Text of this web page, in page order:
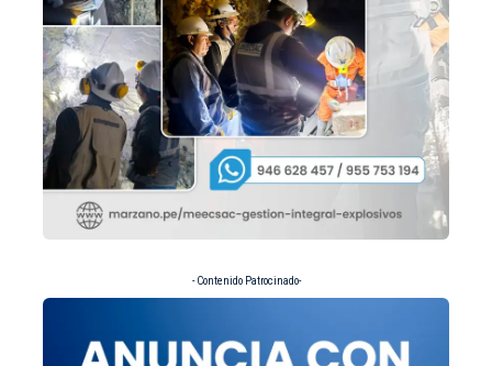
- Contenido Patrocinado-